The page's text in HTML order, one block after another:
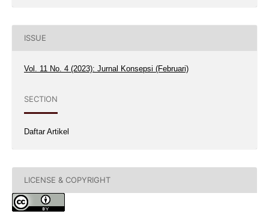
ISSUE
Vol. 11 No. 4 (2023): Jurnal Konsepsi (Februari)
SECTION
Daftar Artikel
LICENSE & COPYRIGHT